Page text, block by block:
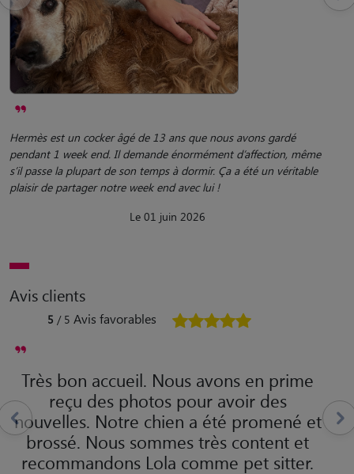
Hermès est un cocker âgé de 13 ans que nous avons gardé
pendant 1 week end. Il demande énormément d’affection, même
s’il passe la plupart de son temps à dormir. Ça a été un véritable
plaisir de partager notre week end avec lui !
Le 01 juin 2026
Avis clients
5 / 5 Avis favorables
Très bon accueil. Nous avons en prime
reçu des photos pour avoir des
nouvelles. Notre chien a été promené et
brossé. Nous sommes très content et
recommandons Lola comme pet sitter.